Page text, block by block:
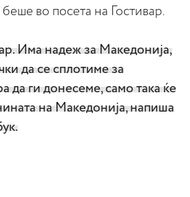
во посета на Гостивар.
Има надеж за Македонија,
да се сплотиме за
да ги донесеме, само така ќе
на Македонија, напиша